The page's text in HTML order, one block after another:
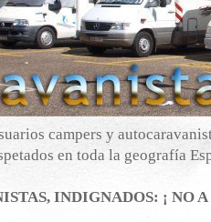
campers y
en toda la geografía
INDIGNADOS: ¡ NO